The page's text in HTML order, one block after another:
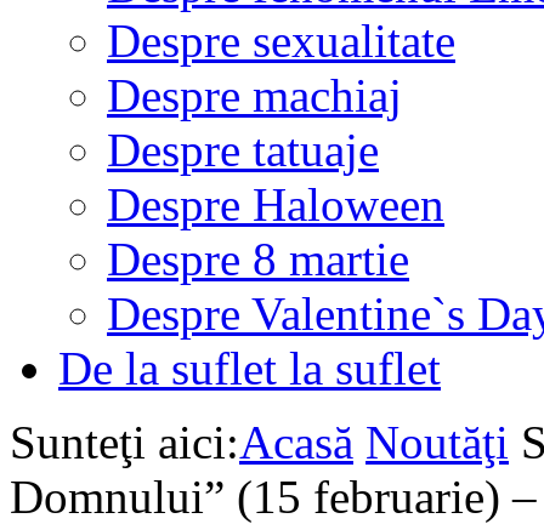
Despre sexualitate
Despre machiaj
Despre tatuaje
Despre Haloween
Despre 8 martie
Despre Valentine`s
De la suflet la suflet
Sunteţi aici:Acasă Noutăţi
Domnului” (15 februarie)